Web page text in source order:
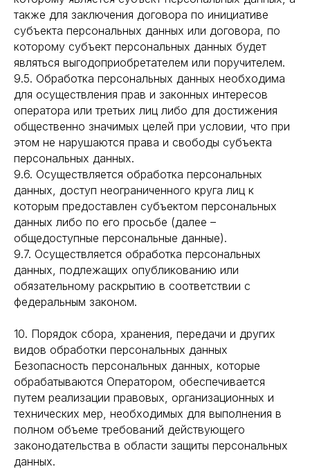
также для заключения договора по инициативе
субъекта персональных данных или договора, по
которому субъект персональных данных будет
являться выгодоприобретателем или поручителем.
9.5. Обработка персональных данных необходима
для осуществления прав и законных интересов
оператора или третьих лиц либо для достижения
общественно значимых целей при условии, что при
этом не нарушаются права и свободы субъекта
персональных данных.
9.6. Осуществляется обработка персональных
данных, доступ неограниченного круга лиц к
которым предоставлен субъектом персональных
данных либо по его просьбе (далее –
общедоступные персональные данные).
9.7. Осуществляется обработка персональных
данных, подлежащих опубликованию или
обязательному раскрытию в соответствии с
федеральным законом.
10. Порядок сбора, хранения, передачи и других
видов обработки персональных данных
Безопасность персональных данных, которые
обрабатываются Оператором, обеспечивается
путем реализации правовых, организационных и
технических мер, необходимых для выполнения в
полном объеме требований действующего
законодательства в области защиты персональных
данных.